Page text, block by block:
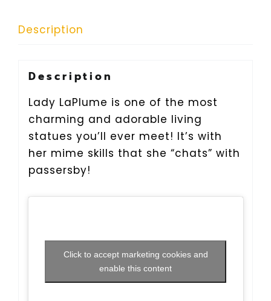
Description
Description
Lady LaPlume is one of the most
charming and adorable living
statues you’ll ever meet! It’s with
her mime skills that she “chats” with
passersby!
Click to accept marketing cookies and
enable this content